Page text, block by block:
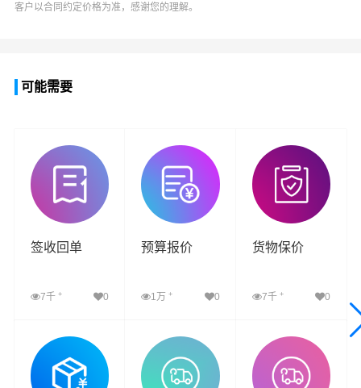
客户以合同约定价格为准，感谢您的理解。
可能需要
签收回单
7千 + 0
查看详细
预算报价
1万+ 0
查看详细
货物保价
7千 + 0
查看详细